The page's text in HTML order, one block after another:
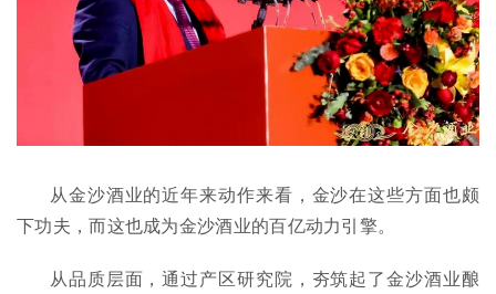
从金沙酒业的近年来动作来看，金沙在这些方面也颇
下功夫，而这也成为金沙酒业的百亿动力引擎。
从品质层面，通过产区研究院，夯筑起了金沙酒业酿